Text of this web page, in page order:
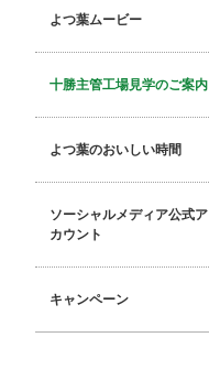
よつ葉ムービー
十勝主管工場見学のご案内
よつ葉のおいしい時間
ソーシャルメディア公式ア
カウント
キャンペーン